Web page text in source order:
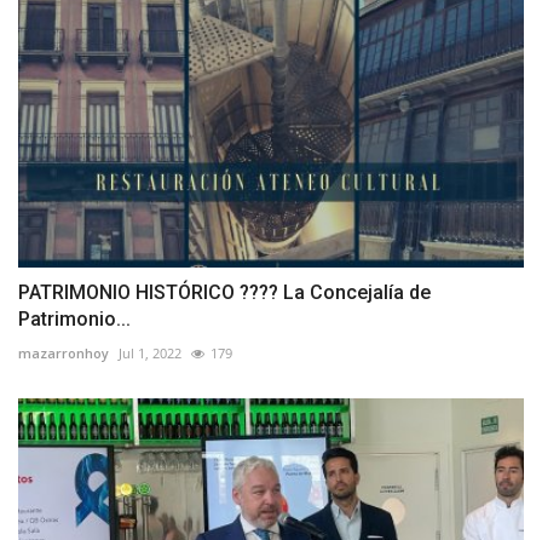
PATRIMONIO HISTÓRICO ????️ La Concejalía de
Patrimonio...
mazarronhoy Jul 1, 2022 179